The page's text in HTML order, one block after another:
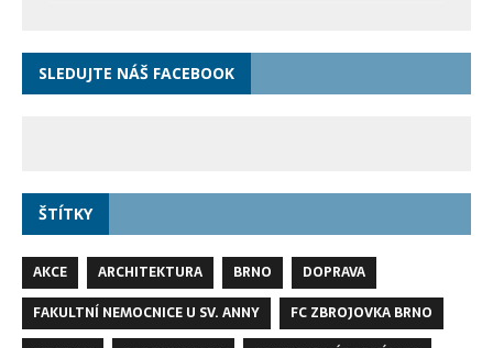
SLEDUJTE NÁŠ FACEBOOK
ŠTÍTKY
AKCE ARCHITEKTURA BRNO
DOPRAVA
FAKULTNÍ NEMOCNICE U SV. ANNY
FC ZBROJOVKA BRNO